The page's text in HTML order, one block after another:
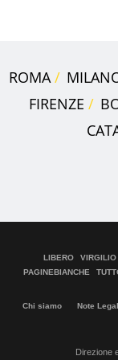
ROMA
FIRENZE
LIBERO VIRGILIO
PAGINEBIANCHE
Chi siamo Note
Direzione